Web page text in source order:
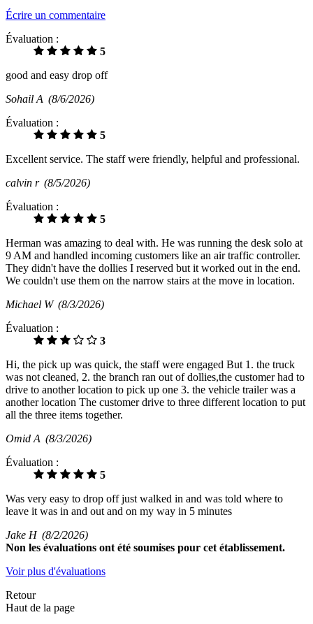
Écrire un commentaire
Évaluation :
5
good and easy drop off
Sohail A (8/6/2026)
Évaluation :
5
Excellent service. The staff were friendly, helpful and professional.
calvin r (8/5/2026)
Évaluation :
5
Herman was amazing to deal with. He was running the desk solo at
9 AM and handled incoming customers like an air traffic controller.
They didn't have the dollies I reserved but it worked out in the end.
We couldn't use them on the narrow stairs at the move in location.
Michael W (8/3/2026)
Évaluation :
3
Hi, the pick up was quick, the staff were engaged But 1. the truck
was not cleaned, 2. the branch ran out of dollies,the customer had to
drive to another location to pick up one 3. the vehicle trailer was a
another location The customer drive to three different location to put
all the three items together.
Omid A (8/3/2026)
Évaluation :
5
Was very easy to drop off just walked in and was told where to
leave it was in and out and on my way in 5 minutes
Jake H (8/2/2026)
Non les évaluations ont été soumises pour cet établissement.
Voir plus d'évaluations
Retour
Haut de la page